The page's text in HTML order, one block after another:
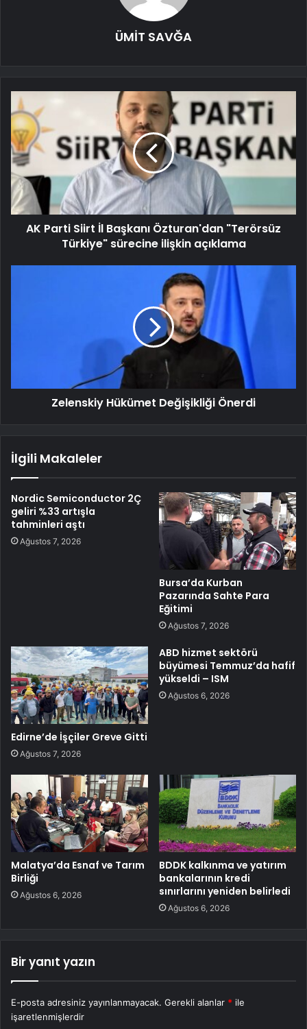
ÜMİT SAVĞA
AK Parti Siirt İl Başkanı Özturan'dan "Terörsüz
Türkiye" sürecine ilişkin açıklama
Zelenskiy Hükümet Değişikliği Önerdi
İlgili Makaleler
Nordic Semiconductor 2Ç
geliri %33 artışla
tahminleri aştı
Ağustos 7, 2026
Bursa’da Kurban
Pazarında Sahte Para
Eğitimi
Ağustos 7, 2026
Edirne’de İşçiler Greve Gitti
Ağustos 7, 2026
ABD hizmet sektörü
büyümesi Temmuz’da hafif
yükseldi – ISM
Ağustos 6, 2026
Malatya’da Esnaf ve Tarım
Birliği
Ağustos 6, 2026
BDDK kalkınma ve yatırım
bankalarının kredi
sınırlarını yeniden belirledi
Ağustos 6, 2026
Bir yanıt yazın
E-posta adresiniz yayınlanmayacak. Gerekli alanlar * ile
işaretlenmişlerdir